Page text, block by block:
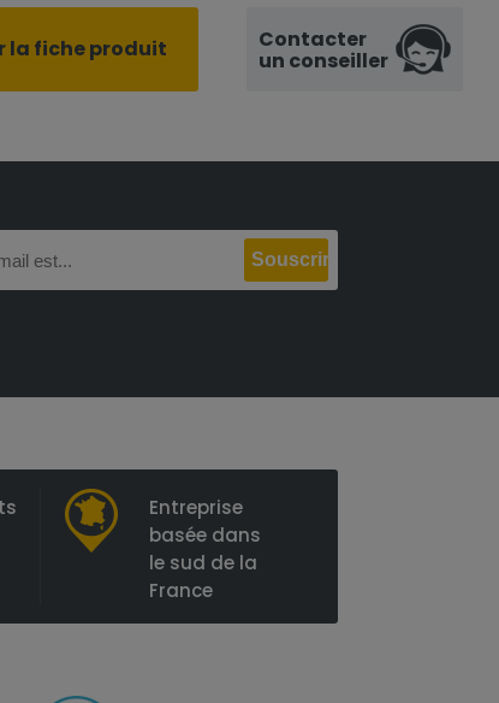
la fiche produit Contacter
un conseiller
Entreprise
basée dans
le sud de la
France